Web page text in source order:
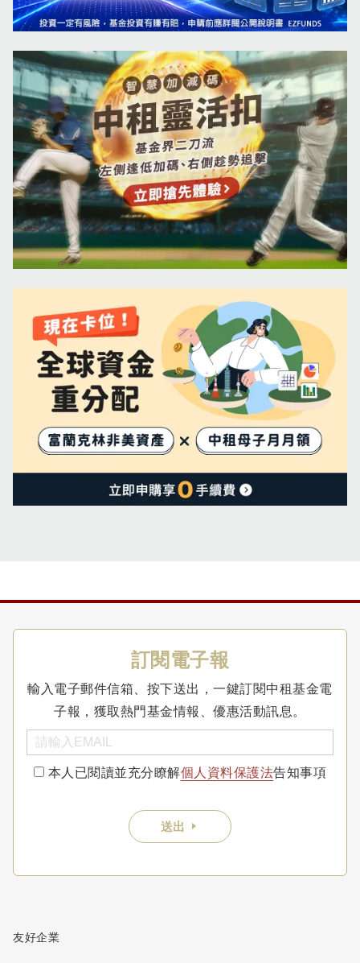
訂閱電子報
輸入電子郵件信箱、按下送出，一鍵訂閱中租基金電
子報，獲取熱門基金情報、優惠活動訊息。
本人已閱讀並充分瞭解個人資料保護法告知事項
送出
友好企業